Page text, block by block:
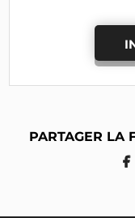
PARTAGER LA